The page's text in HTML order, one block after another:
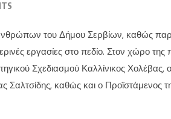
του Δήμου Σερβίων, καθώς
εργασίες στο πεδίο. Στον χώρο
Σχεδιασμού Καλλίνικος Χολέβας,
Σαλτσίδης, καθώς και ο Προϊστάμενος